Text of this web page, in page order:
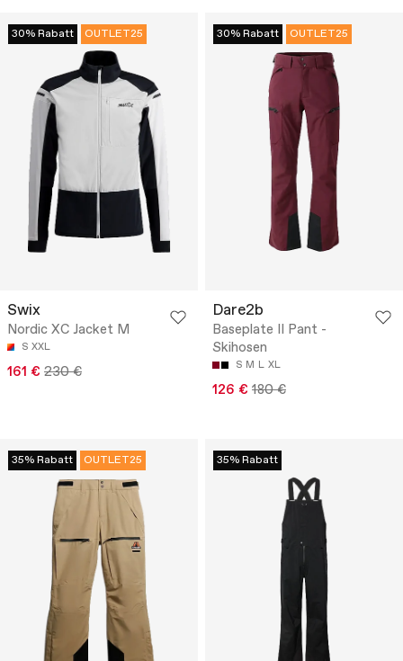
30% Rabatt OUTLET25
Swix
Nordic XC Jacket M
S XXL
161 € 230 €
30% Rabatt OUTLET25
Dare2b
Baseplate II Pant -
Skihosen
S M L XL
126 € 180 €
35% Rabatt OUTLET25 35% Rabatt